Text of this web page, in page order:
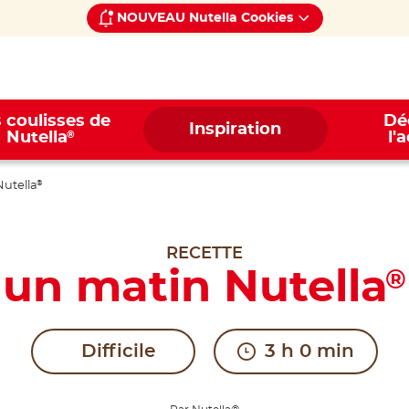
NOUVEAU Nutella Cookies
coulisses de
Nutella® Inspiration
®
RECETTE
matin Nutella®
Difficile 3 h 0 min